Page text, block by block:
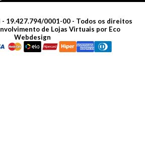
19.427.794/0001-00 - Todos os direitos
de Lojas Virtuais por Eco
Webdesign